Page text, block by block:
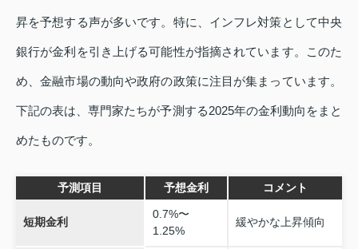
昇を予想する声が多いです。特に、インフレ対策として中央
銀行が金利を引き上げる可能性が指摘されています。このた
め、金融市場の動向や政府の政策に注目が集まっています。
下記の表は、専門家たちが予測する2025年の金利動向をまと
めたものです。
予測項目 予想金利 コメント
短期金利
0.7%〜
1.25%
緩やかな上昇傾向